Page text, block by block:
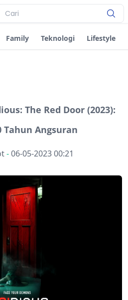
Family Teknologi Lifestyle
The Red Door (2023):
Tahun Angsuran
-06-05-2023 00:21